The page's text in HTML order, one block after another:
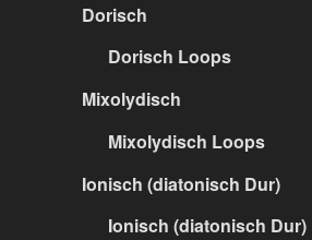
Dorisch
Dorisch Loops
Mixolydisch
Mixolydisch Loops
Ionisch (diatonisch Dur)
Ionisch (diatonisch